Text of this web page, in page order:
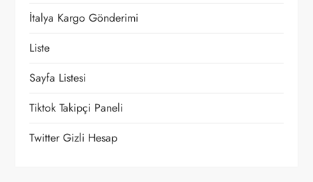
m
e
s
i
İtalya Kargo Gönderimi
Liste
Sayfa Listesi
Tiktok Takipçi Paneli
Twitter Gizli Hesap